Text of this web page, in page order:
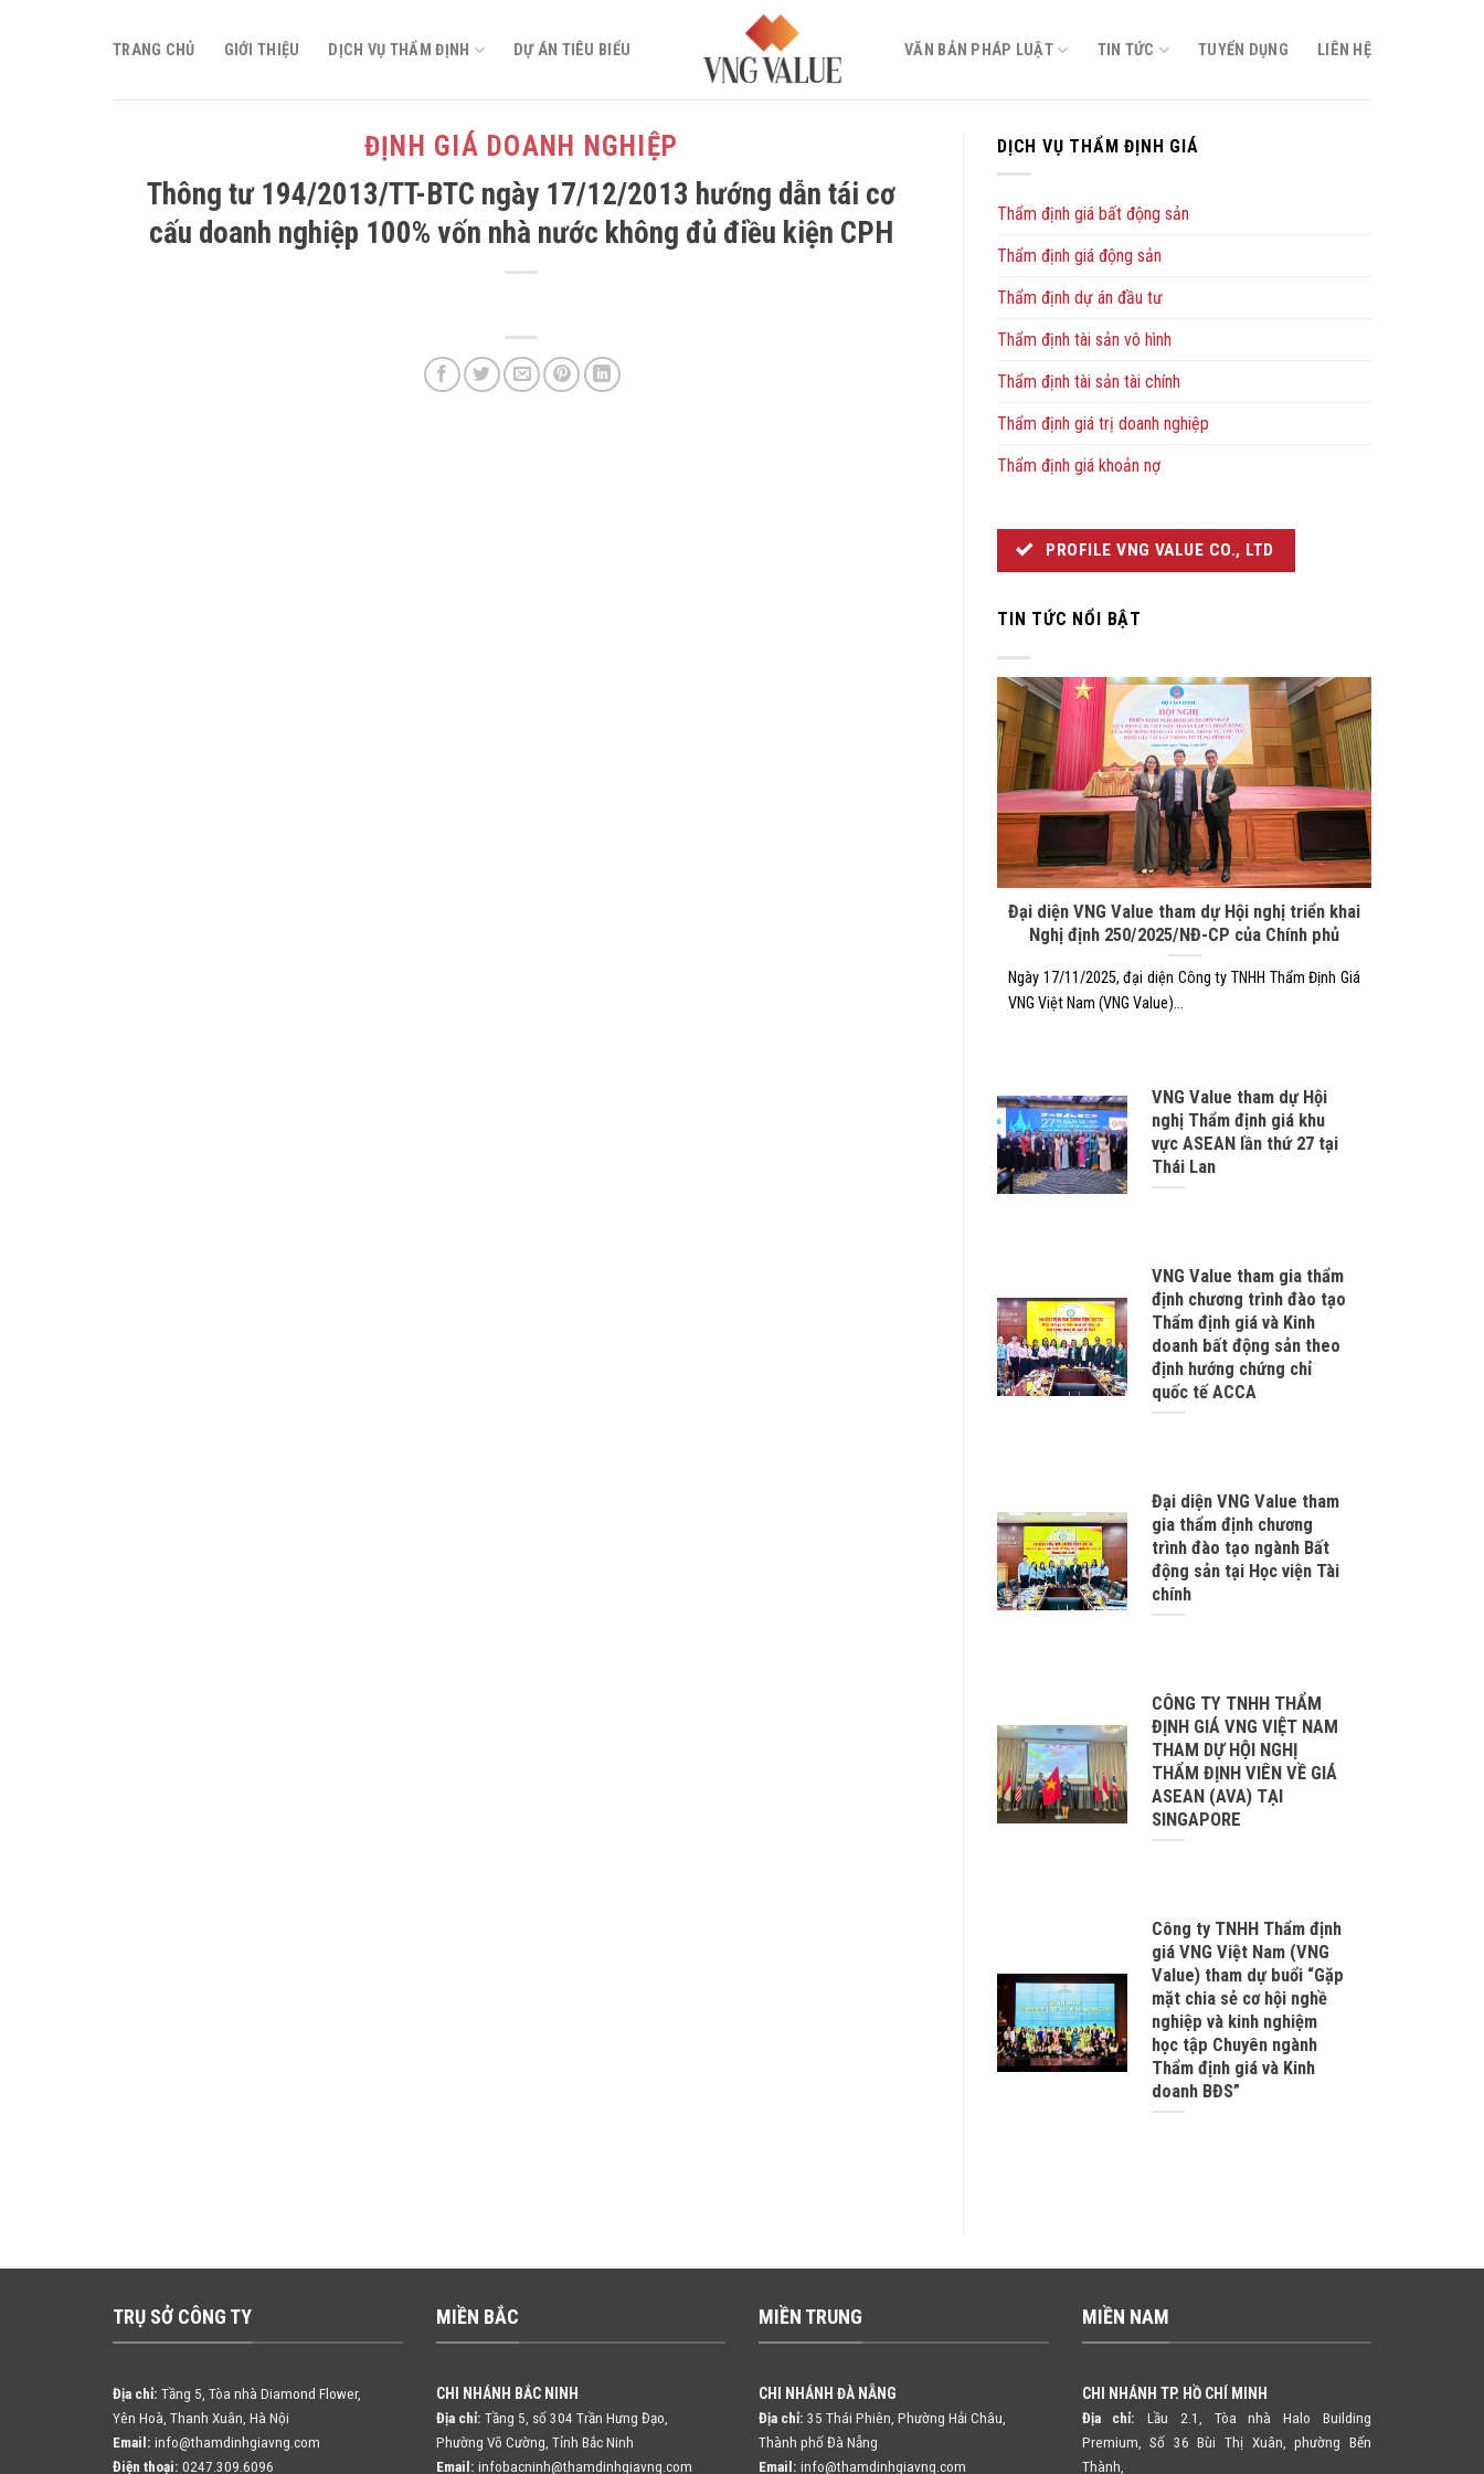
TRANG CHỦ GIỚI THIỆU DỊCH VỤ THẨM ĐỊNH DỰ ÁN TIÊU BIỂU VĂN BẢN PHÁP LUẬT TIN TỨC TUYỂN DỤNG LIÊN HỆ
ĐỊNH GIÁ DOANH NGHIỆP
Thông tư 194/2013/TT-BTC ngày 17/12/2013 hướng dẫn tái cơ
cấu doanh nghiệp 100% vốn nhà nước không đủ điều kiện CPH
DỊCH VỤ THẨM ĐỊNH GIÁ
Thẩm định giá bất động sản
Thẩm định giá động sản
Thẩm định dự án đầu tư
Thẩm định tài sản vô hình
Thẩm định tài sản tài chính
Thẩm định giá trị doanh nghiệp
Thẩm định giá khoản nợ
PROFILE VNG VALUE CO., LTD
TIN TỨC NỔI BẬT
Đại diện VNG Value tham dự Hội nghị triển khai
Nghị định 250/2025/NĐ-CP của Chính phủ
Ngày 17/11/2025, đại diện Công ty TNHH Thẩm Định Giá
VNG Việt Nam (VNG Value)...
VNG Value tham dự Hội
nghị Thẩm định giá khu
vực ASEAN lần thứ 27 tại
Thái Lan
VNG Value tham gia thẩm
định chương trình đào tạo
Thẩm định giá và Kinh
doanh bất động sản theo
định hướng chứng chỉ
quốc tế ACCA
Đại diện VNG Value tham
gia thẩm định chương
trình đào tạo ngành Bất
động sản tại Học viện Tài
chính
CÔNG TY TNHH THẨM
ĐỊNH GIÁ VNG VIỆT NAM
THAM DỰ HỘI NGHỊ
THẨM ĐỊNH VIÊN VỀ GIÁ
ASEAN (AVA) TẠI
SINGAPORE
Công ty TNHH Thẩm định
giá VNG Việt Nam (VNG
Value) tham dự buổi “Gặp
mặt chia sẻ cơ hội nghề
nghiệp và kinh nghiệm
học tập Chuyên ngành
Thẩm định giá và Kinh
doanh BĐS”
TRỤ SỞ CÔNG TY
Địa chỉ: Tầng 5, Tòa nhà Diamond Flower,
Yên Hoà, Thanh Xuân, Hà Nội
Email: info@thamdinhgiavng.com
Điện thoại: 0247.309.6096
MIỀN BẮC
CHI NHÁNH BẮC NINH
Địa chỉ: Tầng 5, số 304 Trần Hưng Đạo,
Phường Võ Cường, Tỉnh Bắc Ninh
Email: infobacninh@thamdinhgiavng.com
MIỀN TRUNG
CHI NHÁNH ĐÀ NẴNG
Địa chỉ: 35 Thái Phiên, Phường Hải Châu,
Thành phố Đà Nẵng
Email: info@thamdinhgiavng.com
MIỀN NAM
CHI NHÁNH TP. HỒ CHÍ MINH
Địa chỉ: Lầu 2.1, Tòa nhà Halo Building
Premium, Số 36 Bùi Thị Xuân,phường Bến
Thành,